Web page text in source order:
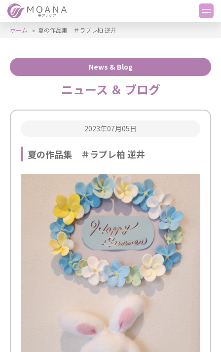
ホーム » 夏の作品集 ＃ラプレ柏 逆井
News & Blog
ニュース ＆ ブログ
2023年07月05日
夏の作品集 ＃ラプレ柏 逆井